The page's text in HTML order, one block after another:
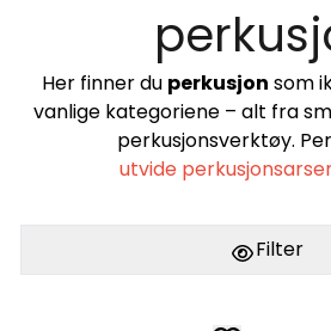
Her finner du perkusjon som
vanlige kategoriene – alt fra
perkusjonsverktøy.
utvide
Filter